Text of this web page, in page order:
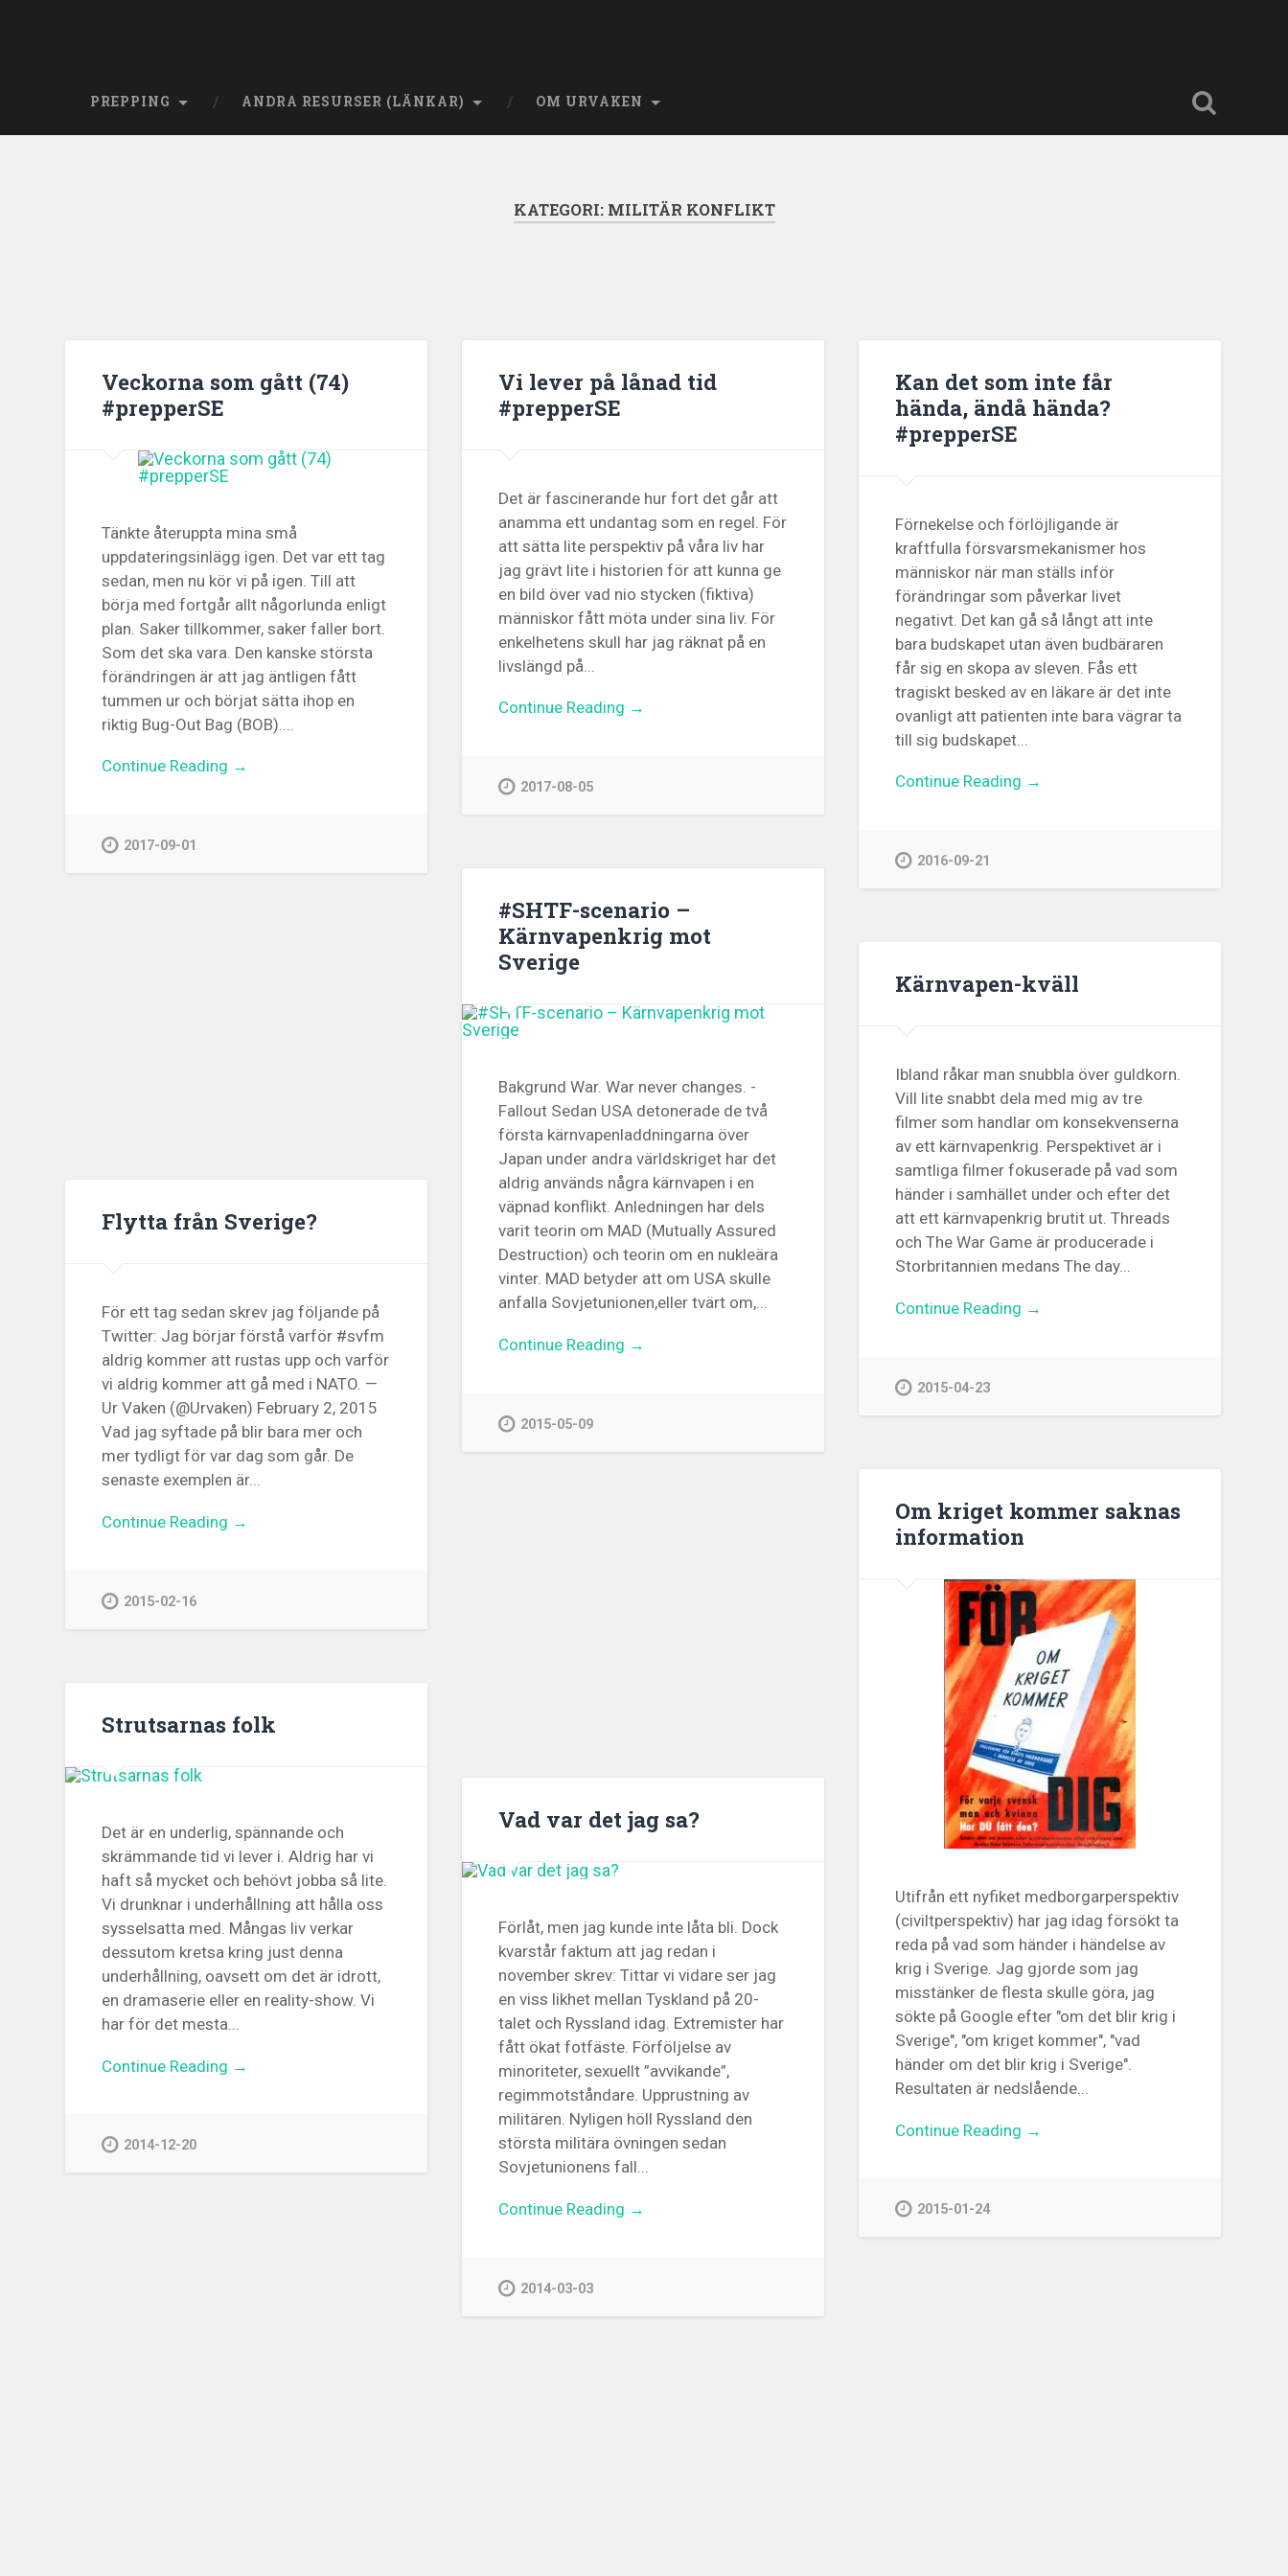
PREPPING ANDRA RESURSER (LÄNKAR) OM URVAKEN
KATEGORI: MILITÄR KONFLIKT
Veckorna som gått (74)
#prepperSE
Tänkte återuppta mina små
uppdateringsinlägg igen. Det var ett tag
sedan, men nu kör vi på igen. Till att
börja med fortgår allt någorlunda enligt
plan. Saker tillkommer, saker faller bort.
Som det ska vara. Den kanske största
förändringen är att jag äntligen fått
tummen ur och börjat sätta ihop en
riktig Bug-Out Bag (BOB)....
Continue Reading →
2017-09-01
Vi lever på lånad tid
#prepperSE
Det är fascinerande hur fort det går att
anamma ett undantag som en regel. För
att sätta lite perspektiv på våra liv har
jag grävt lite i historien för att kunna ge
en bild över vad nio stycken (fiktiva)
människor fått möta under sina liv. För
enkelhetens skull har jag räknat på en
livslängd på...
Continue Reading →
2017-08-05
Kan det som inte får
hända, ändå hända?
#prepperSE
Förnekelse och förlöjligande är
kraftfulla försvarsmekanismer hos
människor när man ställs inför
förändringar som påverkar livet
negativt. Det kan gå så långt att inte
bara budskapet utan även budbäraren
får sig en skopa av sleven. Fås ett
tragiskt besked av en läkare är det inte
ovanligt att patienten inte bara vägrar ta
till sig budskapet...
Continue Reading →
2016-09-21
#SHTF-scenario –
Kärnvapenkrig mot
Sverige
Bakgrund War. War never changes. -
Fallout Sedan USA detonerade de två
första kärnvapenladdningarna över
Japan under andra världskriget har det
aldrig används några kärnvapen i en
väpnad konflikt. Anledningen har dels
varit teorin om MAD (Mutually Assured
Destruction) och teorin om en nukleära
vinter. MAD betyder att om USA skulle
anfalla Sovjetunionen,eller tvärt om,...
Continue Reading →
2015-05-09
Kärnvapen-kväll
Ibland råkar man snubbla över guldkorn.
Vill lite snabbt dela med mig av tre
filmer som handlar om konsekvenserna
av ett kärnvapenkrig. Perspektivet är i
samtliga filmer fokuserade på vad som
händer i samhället under och efter det
att ett kärnvapenkrig brutit ut. Threads
och The War Game är producerade i
Storbritannien medans The day...
Continue Reading →
2015-04-23
Flytta från Sverige?
För ett tag sedan skrev jag följande på
Twitter: Jag börjar förstå varför #svfm
aldrig kommer att rustas upp och varför
vi aldrig kommer att gå med i NATO. —
Ur Vaken (@Urvaken) February 2, 2015
Vad jag syftade på blir bara mer och
mer tydligt för var dag som går. De
senaste exemplen är...
Continue Reading →
2015-02-16
Om kriget kommer saknas
information
Utifrån ett nyfiket medborgarperspektiv
(civiltperspektiv) har jag idag försökt ta
reda på vad som händer i händelse av
krig i Sverige. Jag gjorde som jag
misstänker de flesta skulle göra, jag
sökte på Google efter "om det blir krig i
Sverige", "om kriget kommer", "vad
händer om det blir krig i Sverige".
Resultaten är nedslående...
Continue Reading →
2015-01-24
Strutsarnas folk
Det är en underlig, spännande och
skrämmande tid vi lever i. Aldrig har vi
haft så mycket och behövt jobba så lite.
Vi drunknar i underhållning att hålla oss
sysselsatta med. Mångas liv verkar
dessutom kretsa kring just denna
underhållning, oavsett om det är idrott,
en dramaserie eller en reality-show. Vi
har för det mesta...
Continue Reading →
2014-12-20
Vad var det jag sa?
Förlåt, men jag kunde inte låta bli. Dock
kvarstår faktum att jag redan i
november skrev: Tittar vi vidare ser jag
en viss likhet mellan Tyskland på 20-
talet och Ryssland idag. Extremister har
fått ökat fotfäste. Förföljelse av
minoriteter, sexuellt ”avvikande”,
regimmotståndare. Upprustning av
militären. Nyligen höll Ryssland den
största militära övningen sedan
Sovjetunionens fall...
Continue Reading →
2014-03-03